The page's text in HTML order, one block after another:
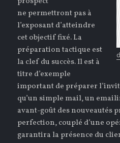
ne permettront pas à
l’exposant d’atteindre
cet objectif fixé. La
préparation tactique est
la clef du succès. Il est à
titre d’exemple
important de préparer
qu’un simple mail, un
avant-goût des nouveautés
perfection, couplé d’une
garantira la présence du